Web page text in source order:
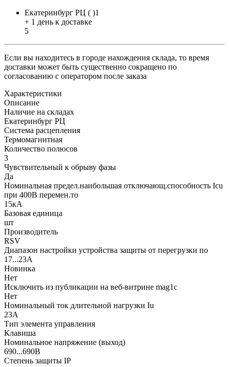
Екатеринбург РЦ ( )1
+ 1 день к доставке
5
Если вы находитесь в городе нахождения склада, то время
доставки может быть существенно сокращено по
согласованию с оператором после заказа
Характеристики
Описание
Наличие на складах
Екатеринбург РЦ
Система расцепления
Термомагнитная
Количество полюсов
3
Чувствительный к обрыву фазы
Да
Номинальная предел.наибольшая отключающ.способность Icu
при 400В перемен.то
15кА
Базовая единица
шт
Производитель
RSV
Диапазон настройки устройства защиты от перегрузки по
17...23А
Новинка
Нет
Исключить из публикации на веб-витрине mag1c
Нет
Номинальный ток длительной нагрузки Iu
23А
Тип элемента управления
Клавиша
Номинальное напряжение (выход)
690...690В
Степень защиты IP